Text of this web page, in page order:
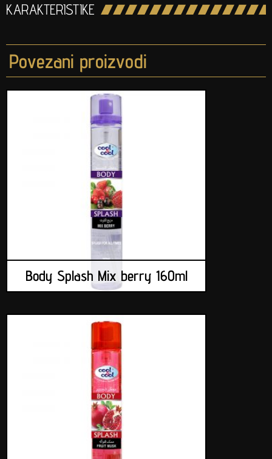
KARAKTERISTIKE
Povezani proizvodi
Body Splash Mix berry 160ml